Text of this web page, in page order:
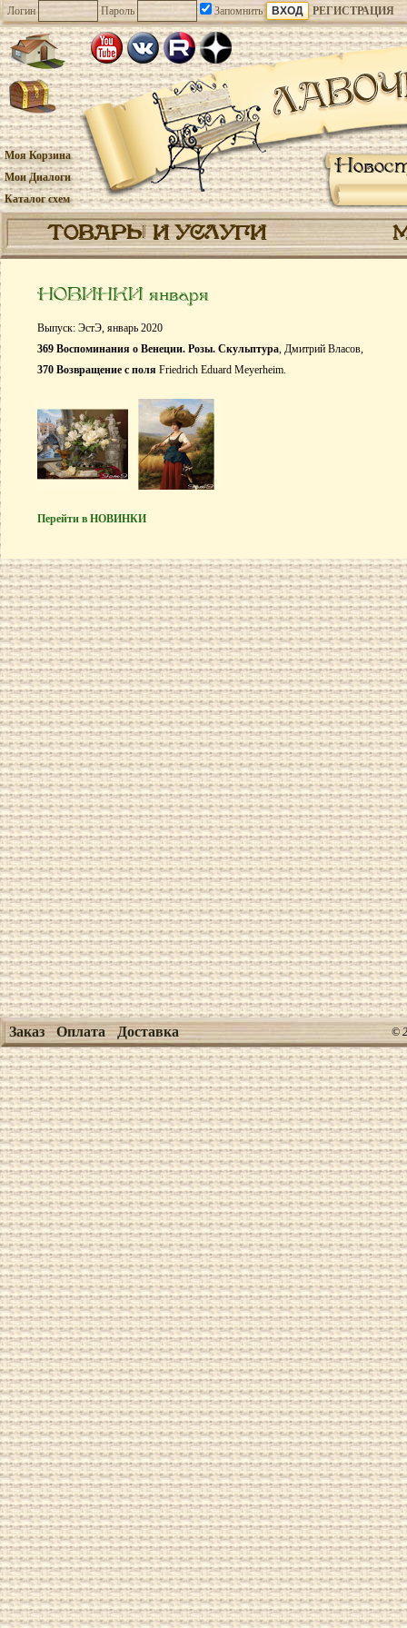
Логин Пароль Запомнить РЕГИСТРАЦИЯ
Моя Корзина
Мои Диалоги
Каталог схем
ТОВАРЫ И УСЛУГИ
НОВИНКИ января
Выпуск: ЭстЭ, январь 2020
369 Воспоминания о Венеции. Розы. Скульптура, Дмитрий Власов,
370 Возвращение с поля Friedrich Eduard Meyerheim.
Перейти в НОВИНКИ
Заказ Оплата Доставка ©